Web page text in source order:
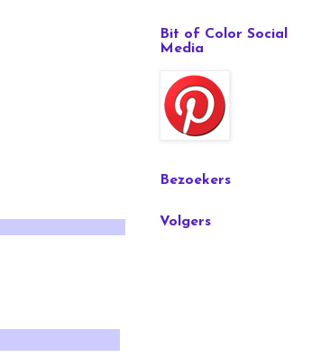
Bit of Color Social
Media
Bezoekers
Volgers